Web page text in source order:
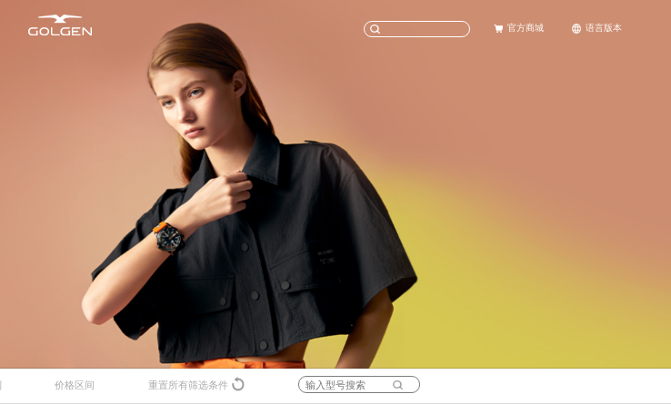
男士腕表 海洋科考
腕表养护
商务合作
官方商城
语言版本
价格区间 重置所有筛选条件